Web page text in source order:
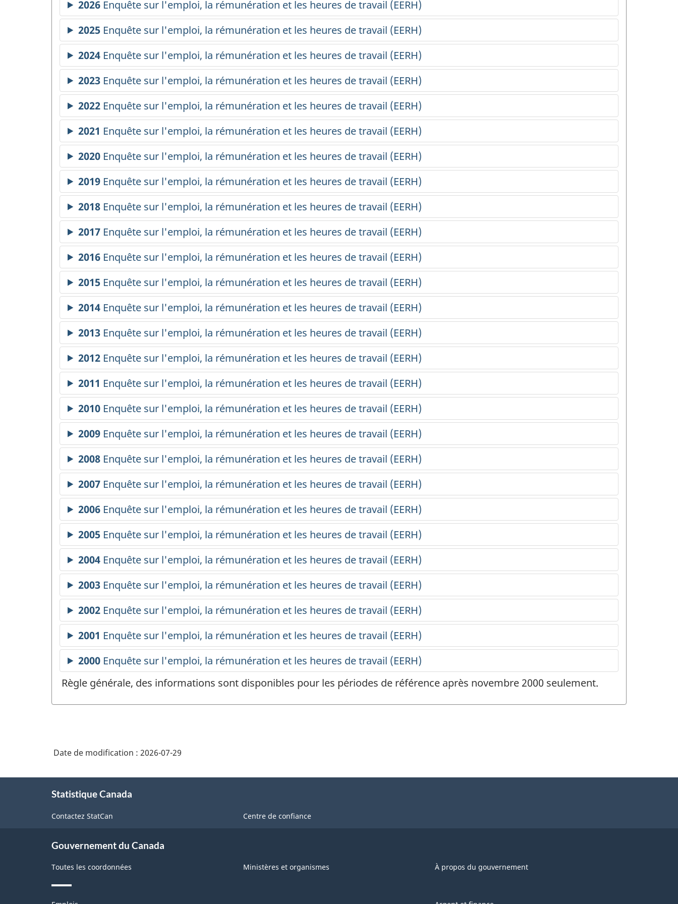
Règle générale, des informations sont disponibles pour les périodes de référence après novembre 2000 seulement.
Date de modification : 2026-07-29
Statistique Canada
Contactez StatCan Centre de confiance
Gouvernement du Canada
Toutes les coordonnées Ministères et organismes À propos du gouvernement